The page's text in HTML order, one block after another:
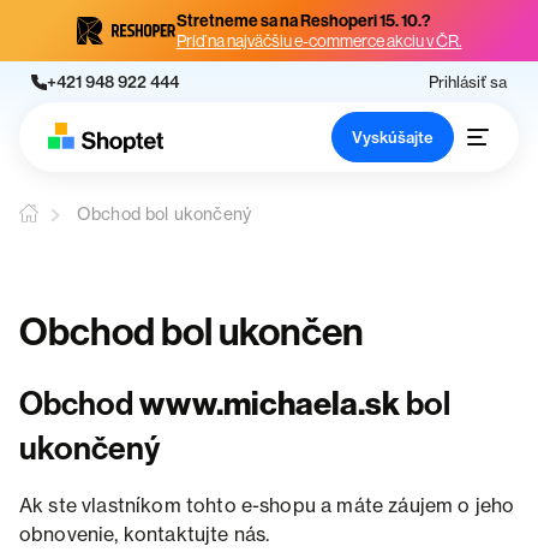
Stretneme sa na Reshoperi 15. 10.?
Príď na najväčšiu e-commerce akciu v ČR.
+421 948 922 444 Prihlásiť sa
Vyskúšajte
Obchod bol ukončený
Obchod bol ukončen
Obchodwww.michaela.skbol
ukončený
Ak ste vlastníkom tohto e-shopu a máte záujem o jeho
obnovenie, kontaktujte nás.